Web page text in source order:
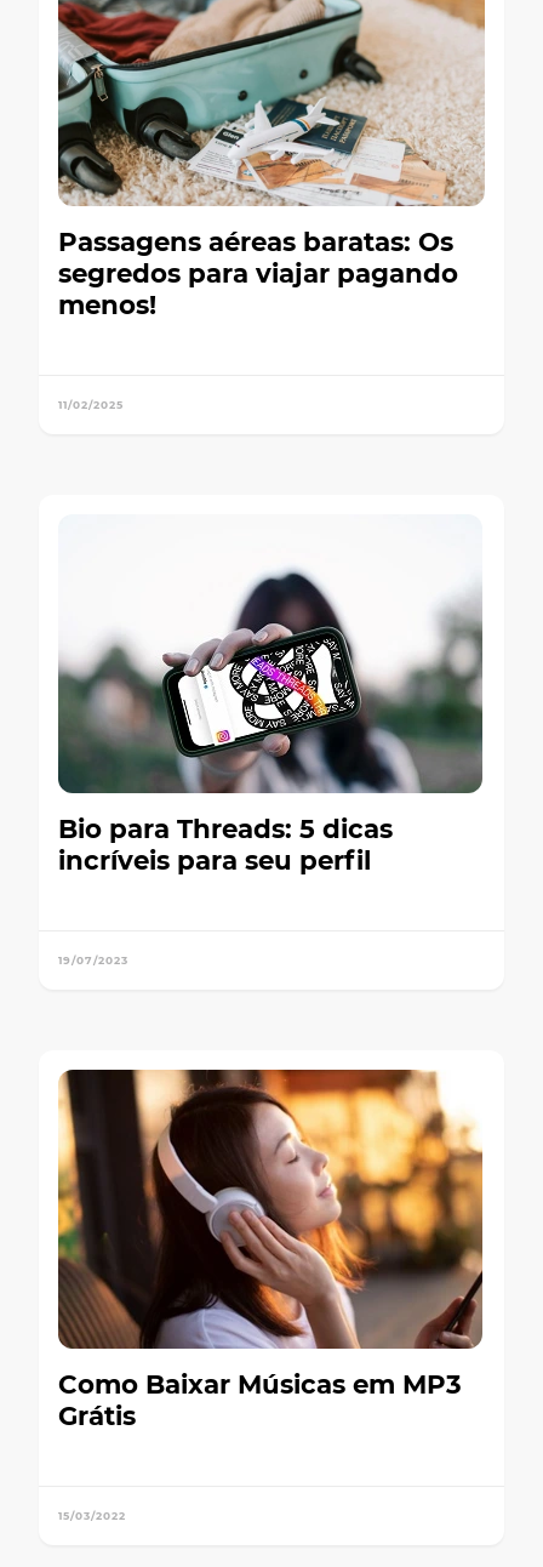
Passagens aéreas baratas: Os
segredos para viajar pagando
menos!
11/02/2025
Bio para Threads: 5 dicas
incríveis para seu perfil
19/07/2023
Como Baixar Músicas em MP3
Grátis
15/03/2022